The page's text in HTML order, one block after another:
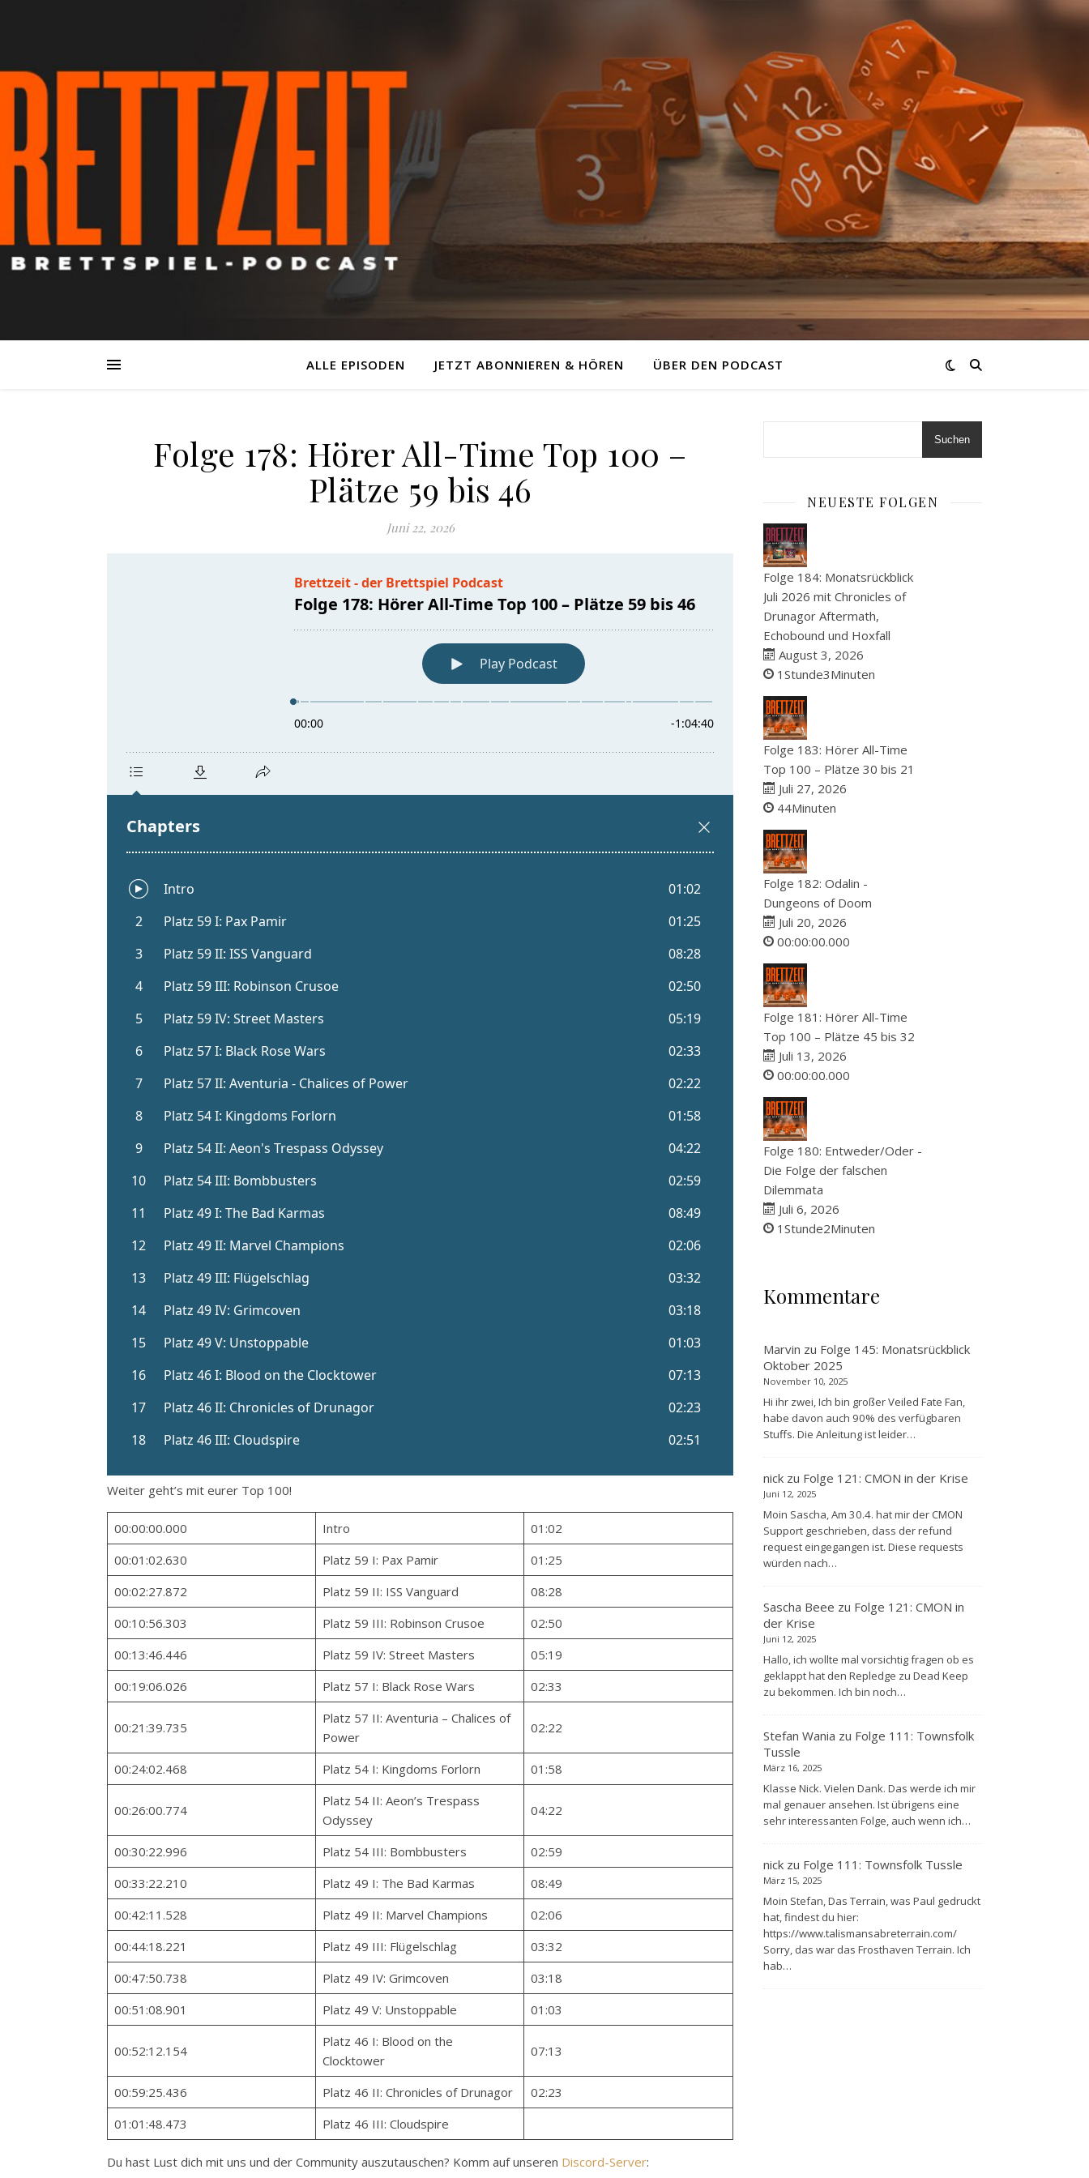
ALLE EPISODEN JETZT ABONNIEREN & HÖREN ÜBER DEN PODCAST
Folge 178: Hörer All-Time Top 100 –
Plätze 59 bis 46
Juni 22, 2026
Weiter geht’s mit eurer Top 100!
00:00:00.000 Intro
01:02
00:01:02.630
Platz 59 I: Pax Pamir
01:25
00:02:27.872
Platz 59 II: ISS Vanguard
08:28
00:10:56.303
Platz 59 III: Robinson Crusoe
02:50
00:13:46.446
Platz 59 IV: Street Masters
05:19
00:19:06.026
Platz 57 I: Black Rose Wars 02:33
00:21:39.735
Platz 57 II: Aventuria – Chalices of
Power
02:22
00:24:02.468 Platz 54 I: Kingdoms Forlorn 01:58
00:26:00.774
Platz 54 II: Aeon’s Trespass
Odyssey
04:22
00:30:22.996 Platz 54 III: Bombbusters
02:59
00:33:22.210
Platz 49 I: The Bad Karmas
08:49
00:42:11.528
Platz 49 II: Marvel Champions
02:06
00:44:18.221
Platz 49 III: Flügelschlag
03:32
00:47:50.738
Platz 49 IV: Grimcoven
03:18
00:51:08.901
Platz 49 V: Unstoppable 01:03
00:52:12.154
Platz 46 I: Blood on the
Clocktower
07:13
00:59:25.436 Platz 46 II: Chronicles of Drunagor
02:23
01:01:48.473
Platz 46 III: Cloudspire
Du hast Lust dich mit uns und der Community auszutauschen? Komm auf unseren Discord-Server:
Suchen
NEUESTE FOLGEN
Folge 184: Monatsrückblick
Juli 2026 mit Chronicles of
Drunagor Aftermath,
Echobound und Hoxfall
August 3, 2026
1Stunde3Minuten
Folge 183: Hörer All-Time
Top 100 – Plätze 30 bis 21
Juli 27, 2026
44Minuten
Folge 182: Odalin -
Dungeons of Doom
Juli 20, 2026
00:00:00.000
Folge 181: Hörer All-Time
Top 100 – Plätze 45 bis 32
Juli 13, 2026
00:00:00.000
Folge 180: Entweder/Oder -
Die Folge der falschen
Dilemmata
Juli 6, 2026
1Stunde2Minuten
Kommentare
Marvin zu Folge 145: Monatsrückblick
Oktober 2025
November 10, 2025
Hi ihr zwei, Ich bin großer Veiled Fate Fan,
habe davon auch 90% des verfügbaren
Stuffs. Die Anleitung ist leider…
nick zu Folge 121: CMON in der Krise
Juni 12, 2025
Moin Sascha, Am 30.4. hat mir der CMON
Support geschrieben, dass der refund
request eingegangen ist. Diese requests
würden nach…
Sascha Beee zu Folge 121: CMON in
der Krise
Juni 12, 2025
Hallo, ich wollte mal vorsichtig fragen ob es
geklappt hat den Repledge zu Dead Keep
zu bekommen. Ich bin noch…
Stefan Wania zu Folge 111: Townsfolk
Tussle
März 16, 2025
Klasse Nick. Vielen Dank. Das werde ich mir
mal genauer ansehen. Ist übrigens eine
sehr interessanten Folge, auch wenn ich…
nick zu Folge 111: Townsfolk Tussle
März 15, 2025
Moin Stefan, Das Terrain, was Paul gedruckt
hat, findest du hier:
https://www.talismansabreterrain.com/
Sorry, das war das Frosthaven Terrain. Ich
hab…